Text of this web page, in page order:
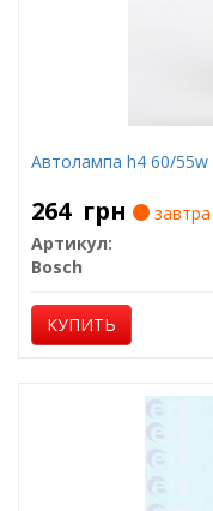
Автолампа h4 60/55w
264 грн
завтра
Артикул:
Bosch
КУПИТЬ